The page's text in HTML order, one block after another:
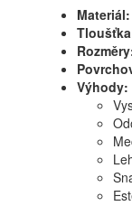
Materiál:
Výhody: